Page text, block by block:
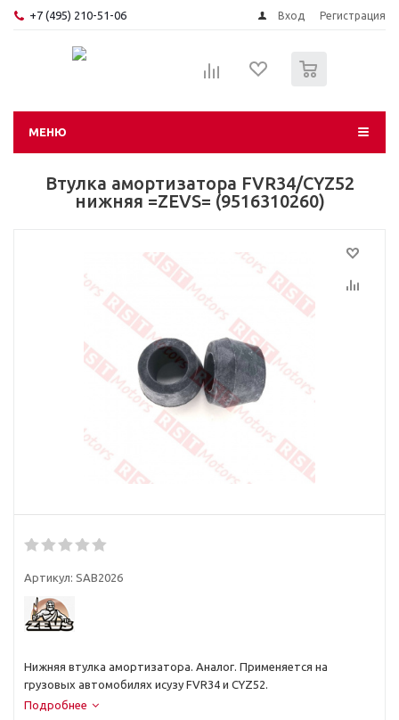
+7 (495) 210-51-06 Вход Регистрация
МЕНЮ
Втулка амортизатора FVR34/CYZ52
нижняя =ZEVS= (9516310260)
Артикул: SAB2026
Нижняя втулка амортизатора. Аналог. Применяется на
грузовых автомобилях исузу FVR34 и CYZ52.
Подробнее